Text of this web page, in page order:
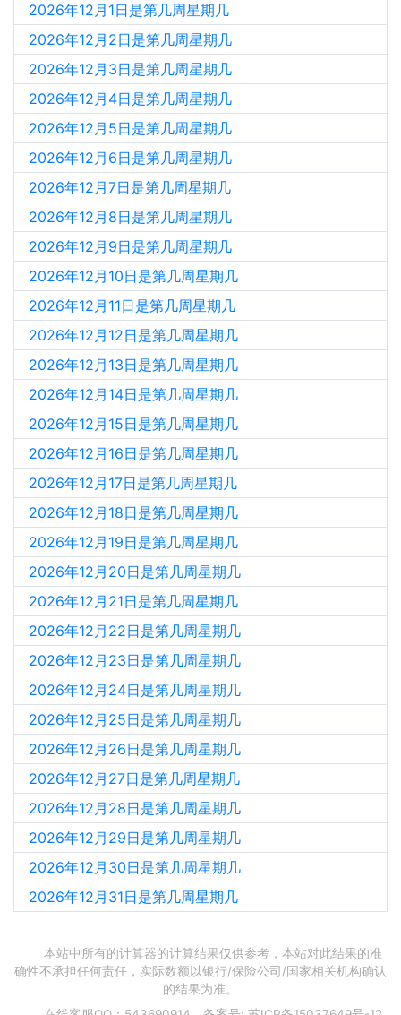
2026年12月1日是第几周星期几
2026年12月2日是第几周星期几
2026年12月3日是第几周星期几
2026年12月4日是第几周星期几
2026年12月5日是第几周星期几
2026年12月6日是第几周星期几
2026年12月7日是第几周星期几
2026年12月8日是第几周星期几
2026年12月9日是第几周星期几
2026年12月10日是第几周星期几
2026年12月11日是第几周星期几
2026年12月12日是第几周星期几
2026年12月13日是第几周星期几
2026年12月14日是第几周星期几
2026年12月15日是第几周星期几
2026年12月16日是第几周星期几
2026年12月17日是第几周星期几
2026年12月18日是第几周星期几
2026年12月19日是第几周星期几
2026年12月20日是第几周星期几
2026年12月21日是第几周星期几
2026年12月22日是第几周星期几
2026年12月23日是第几周星期几
2026年12月24日是第几周星期几
2026年12月25日是第几周星期几
2026年12月26日是第几周星期几
2026年12月27日是第几周星期几
2026年12月28日是第几周星期几
2026年12月29日是第几周星期几
2026年12月30日是第几周星期几
2026年12月31日是第几周星期几
本站中所有的计算器的计算结果仅供参考，本站对此结果的准
确性不承担任何责任，实际数额以银行/保险公司/国家相关机构确认
的结果为准。